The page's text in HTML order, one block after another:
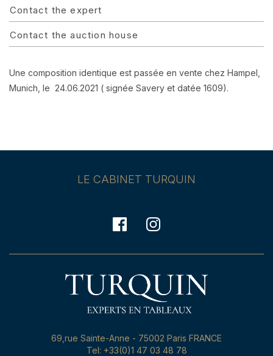
Contact the expert
Contact the auction house
Une composition identique est passée en vente chez Hampel,
Munich, le 24.06.2021 ( signée Savery et datée 1609).
LE CABINET TURQUIN
69,rue Sainte-Anne - 75002 Paris FRANCE
Tel: +33(0)1 47 03 48 78